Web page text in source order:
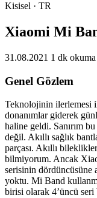
Kisisel · TR
Xiaomi Mi
31.08.2021 1 dk okuma
Genel Gözlem
Teknolojinin ilerlemesi
donanımlar giderek
haline geldi. Sanırım
değil. Akıllı sağlık
parçası. Akıllı
bilmiyorum. Ancak
serisinin dördüncüsüne
yoktu. Mi Band
birisi olarak 4’üncü seri